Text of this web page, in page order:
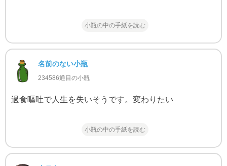
小瓶の中の手紙を読む
名前のない小瓶
234586通目の小瓶
過食嘔吐で人生を失いそうです。変わりたい
小瓶の中の手紙を読む